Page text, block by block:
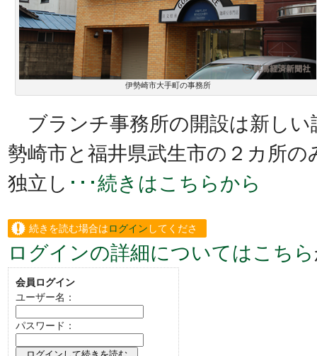
伊勢崎市大手町の事務所
ブランチ事務所の開設は新しい
勢崎市と福井県武生市の２カ所
独立し ･･･続きはこちらから
続きを読む場合はログイン してくださ
い。
ログインの詳細についてはこちら
会員ログイン
ユーザー名：
パスワード：